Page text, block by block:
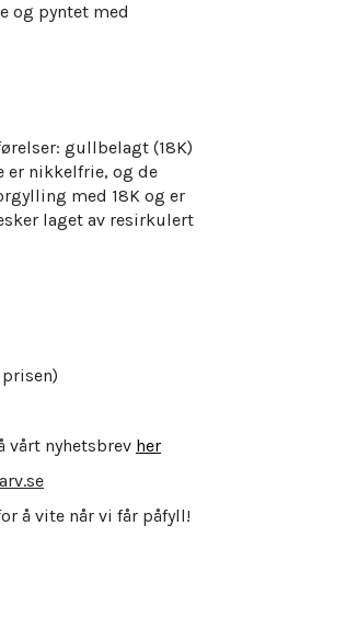
og pyntet med
gullbelagt (18K)
er nikkelfrie, og de
med 18K og er
laget av resirkulert
vårt nyhetsbrev her
å vite når vi får påfyll!